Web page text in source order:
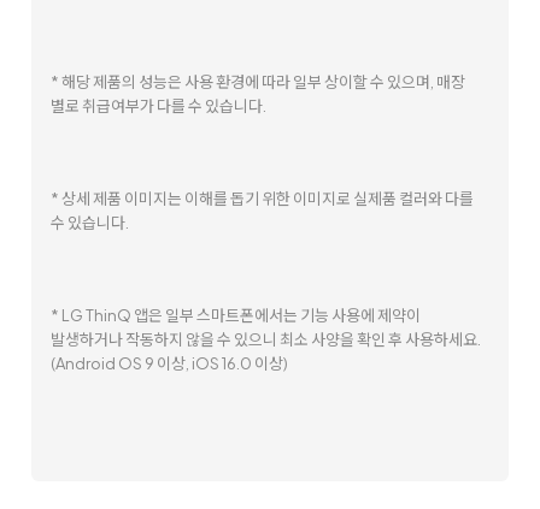
* 해당 제품의 성능은 사용 환경에 따라 일부 상이할 수 있으며, 매장
별로 취급여부가 다를 수 있습니다.
* 상세 제품 이미지는 이해를 돕기 위한 이미지로 실제품 컬러와 다를
수 있습니다.
* LG ThinQ 앱은 일부 스마트폰에서는 기능 사용에 제약이
발생하거나 작동하지 않을 수 있으니 최소 사양을 확인 후 사용하세요.
(Android OS 9 이상, iOS 16.0 이상)